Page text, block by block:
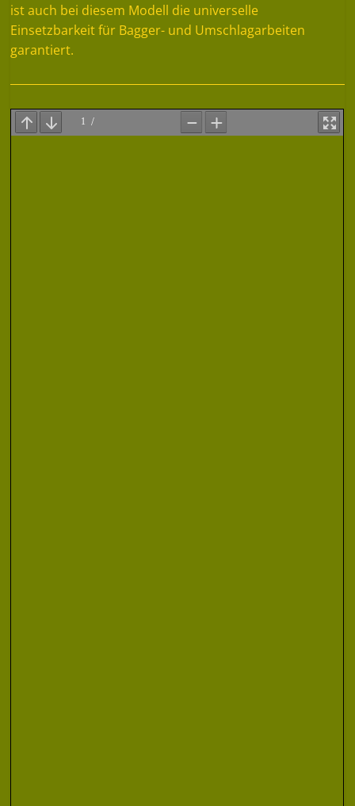
ist auch bei diesem Modell die universelle
Einsetzbarkeit für Bagger- und Umschlagarbeiten
garantiert.